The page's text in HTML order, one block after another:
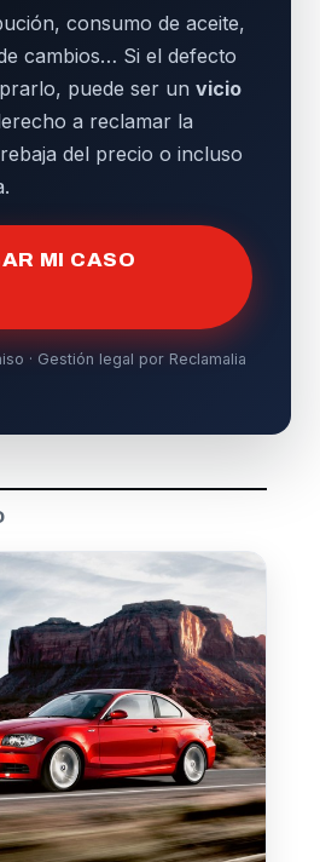
consumo de aceite,
cambios… Si el defecto
puede ser un vicio
a reclamar la
del precio o incluso
MI CASO
· Gestión legal por Reclamalia